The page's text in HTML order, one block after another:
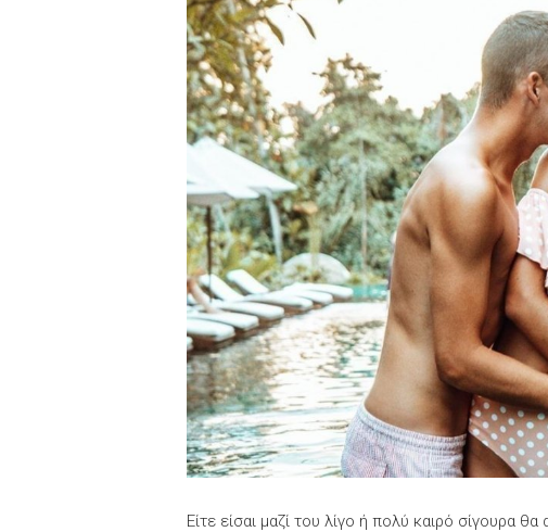
Είτε είσαι μαζί του λίγο ή πολύ καιρό σίγουρα